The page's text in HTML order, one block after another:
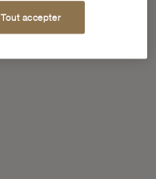
Tout accepter